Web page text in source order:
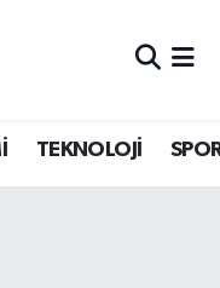
TEKNOLOJİ